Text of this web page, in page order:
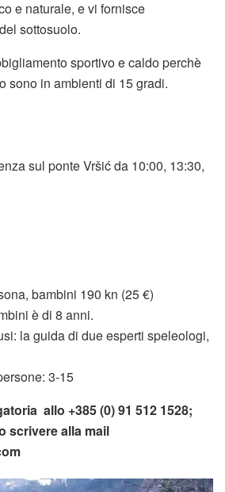
e naturale, e vi fornisce
sottosuolo.
sportivo e caldo perchè
sono in ambienti di 15 gradi.
sul ponte Vršić da 10:00, 13:30,
bambini 190 kn (25 €)
è di 8 anni.
la guida di due esperti speleologi,
3-15
allo +385 (0) 91 512 1528;
scrivere alla mail